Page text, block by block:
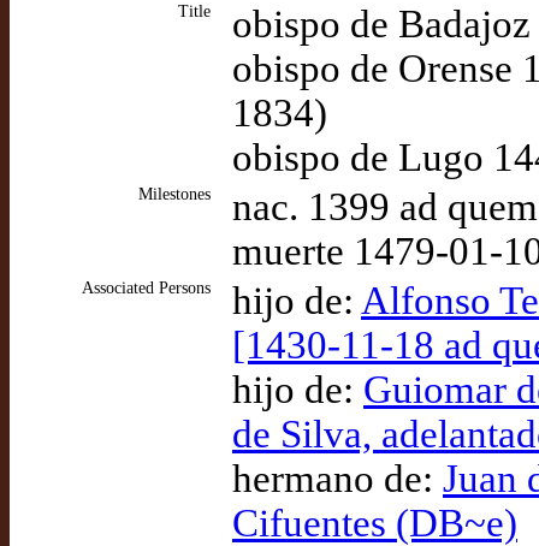
Title
obispo de
obispo de Orense
1834)
obispo de Lugo
Milestones
nac. 1399 ad
muerte 1479-01-
Associated Persons hijo de: Alfonso
[1430-11-18 ad
hijo de: Guiomar
de Silva,
hermano de: Juan
Cifuentes (DB~e)